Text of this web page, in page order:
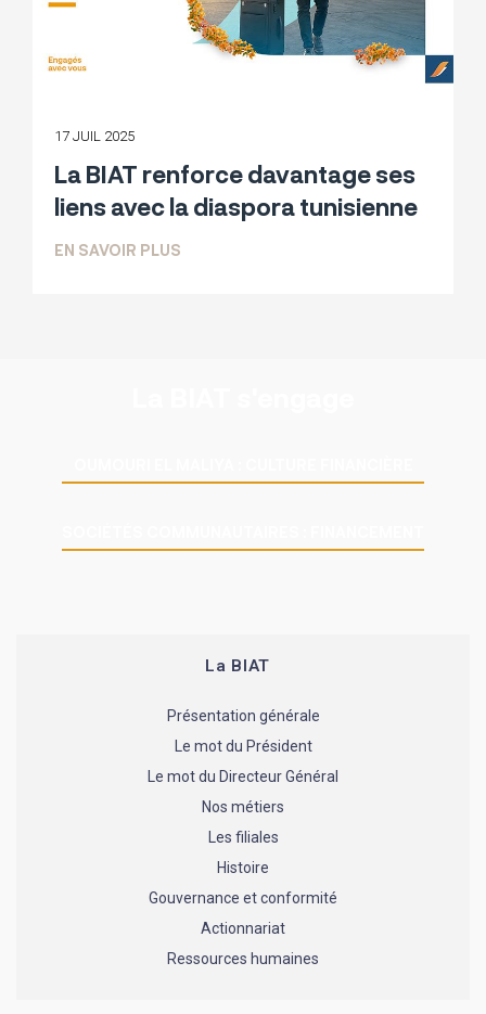
17 JUIL 2025
La BIAT renforce davantage ses
liens avec la diaspora tunisienne
EN SAVOIR PLUS
La BIAT
Présentation générale
Le mot du Président
Le mot du Directeur Général
Nos métiers
Les filiales
Histoire
Gouvernance et conformité
Actionnariat
Ressources humaines